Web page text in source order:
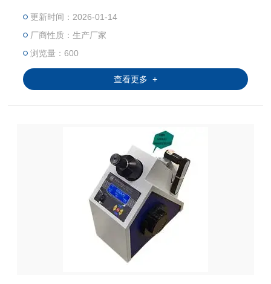
观察、记录繁琐的局面。采用规定的标准毛细管作为样品
管，通过精密控温系统实现线性升温，利用光电传感器自动
捕捉样品熔化过程中的光学变化，配合高分辨率触摸屏实现
全程可视化操作与数据管理。相比传统目视熔点仪，数字化
产品不仅显著提升了测定精度与重复性，更通过智能化功能
更新时间：2026-01-14
厂商性质：生产厂家
浏览量：600
查看更多 +